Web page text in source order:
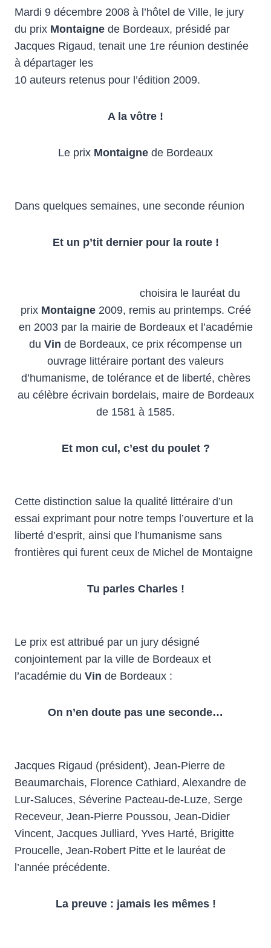
Mardi 9 décembre 2008 à l’hôtel de Ville, le jury
du prix Montaigne de Bordeaux, présidé par
Jacques Rigaud, tenait une 1re réunion destinée
à départager les
10 auteurs retenus pour l’édition 2009.
A la vôtre !
Le prix Montaigne de Bordeaux
Dans quelques semaines, une seconde réunion
Et un p’tit dernier pour la route !
choisira le lauréat du
prix Montaigne2009, remis au printemps. Créé
en 2003 par la mairie de Bordeaux et l’académie
du Vin de Bordeaux, ce prix récompense un
ouvrage littéraire portant des valeurs
d’humanisme, de tolérance et de liberté, chères
au célèbre écrivain bordelais, maire de Bordeaux
de 1581 à 1585.
Et mon cul, c’est du poulet ?
Cette distinction salue la qualité littéraire d’un
essai exprimant pour notre temps l’ouverture et la
liberté d’esprit, ainsi que l’humanisme sans
frontières qui furent ceux de Michel de Montaigne
Tu parles Charles !
Le prix est attribué par un jury désigné
conjointement par la ville de Bordeaux et
l’académie du Vin de Bordeaux :
On n’en doute pas une seconde…
Jacques Rigaud (président), Jean-Pierre de
Beaumarchais, Florence Cathiard, Alexandre de
Lur-Saluces, Séverine Pacteau-de-Luze, Serge
Receveur, Jean-Pierre Poussou, Jean-Didier
Vincent, Jacques Julliard, Yves Harté, Brigitte
Proucelle, Jean-Robert Pitte et le lauréat de
l’année précédente.
La preuve : jamais les mêmes !